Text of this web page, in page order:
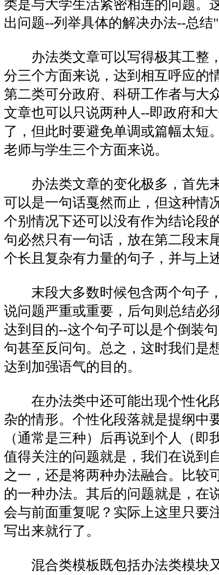
类是与大学生活紧密相连的问题。
出问题--列举具体的解决办法--总结
办法类文章可以写得极其工整
分三个方面来说，达到相互呼应的
第二类可分政府、科研工作者与大
文章也可以只说两种人--即政府和
了，但此时要避免单调或篇幅太短
老师与学生三个方面来说。
办法类文章的变化极多，首先
可以是一句话戛然而止，但这种情
个别情况下还可以没有作为结论段
句必然只有一句话，放在第二段末
个长且复杂有力量的句子，并与上
末段大多数时候包含两个句子
说问题严重或重要，后句则总结必
达到目的--这个句子可以是个倒装
句甚至反问句。总之，这时我们是
达到加强语气的目的。
在办法类中还可能出现个性化
杂的情形。个性化段落就是提纲中
（通常是三种）后再说到个人（即
值得关注的问题就是，我们在说到
之一，还是将两种办法融合。比较
的一种办法。其后的问题就是，在
会与前面重复呢？实际上这里只要
写出来就行了。
混合类模板既包括办法类模块